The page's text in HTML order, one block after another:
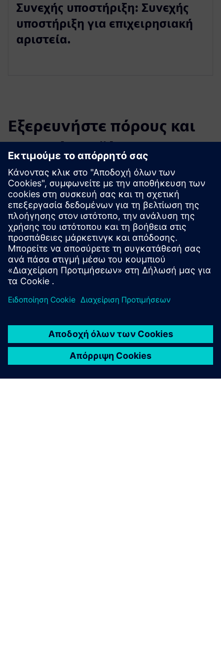
Συνεχής υποστήριξη: Συνεχής
υποστήριξη για επιχειρησιακή
αριστεία.
Εξερευνήστε πόρους και
σχετικά προϊόντα
Πρόσθετες πληροφορίες και πόροι
Βίντεο: Πώς το Feadship φέρνει επανάσταση στους
εσωτερικούς χώρους πολυτελείας από ξύλο
Ολιστική σχεδίαση πλοίων
Προαπαιτούμενα